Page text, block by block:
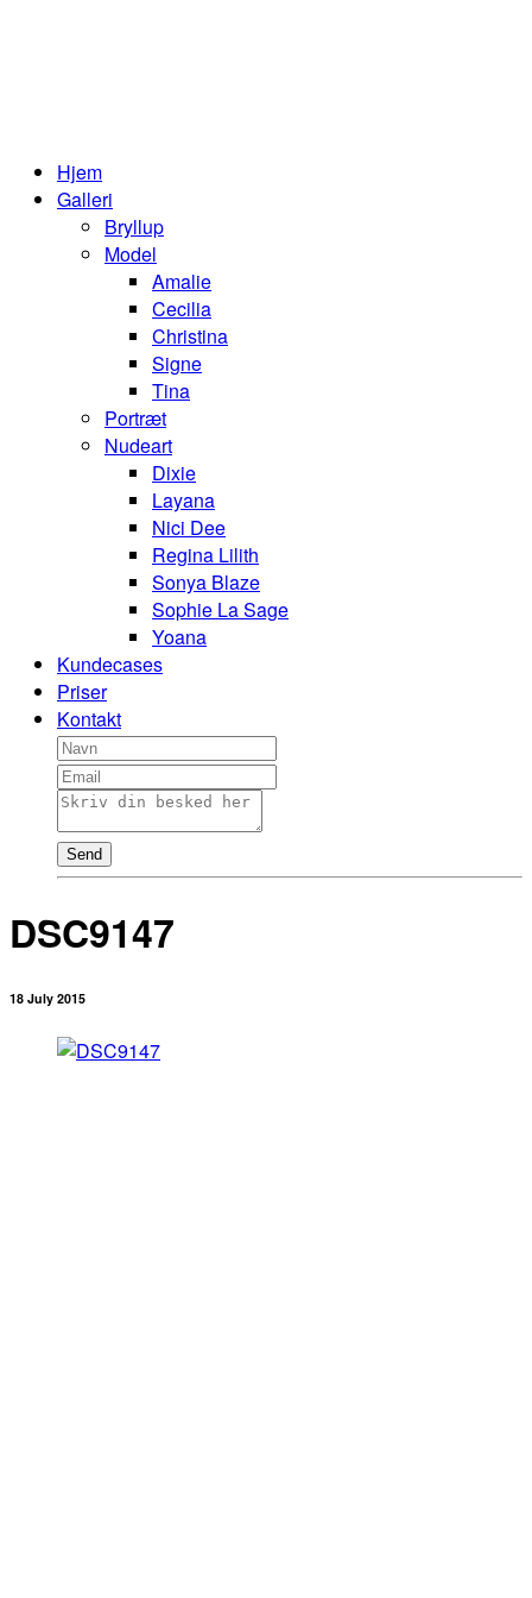
Hjem
Galleri
Bryllup
Model
Amalie
Cecilia
Christina
Signe
Tina
Portræt
Nudeart
Dixie
Layana
Nici Dee
Regina Lilith
Sonya Blaze
Sophie La Sage
Yoana
Kundecases
Priser
Kontakt
Send
DSC9147
18 July 2015